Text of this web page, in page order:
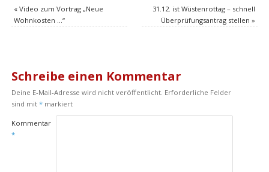
«Video zum Vortrag „Neue
Wohnkosten …“
31.12. ist Wüstenrottag – schnell
Überprüfungsantrag stellen»
Schreibe einen Kommentar
Deine E-Mail-Adresse wird nicht veröffentlicht. Erforderliche Felder
sind mit *markiert
Kommentar
*